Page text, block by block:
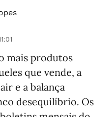
mais produtos
que vende, a
e a balança
desequilíbrio. Os